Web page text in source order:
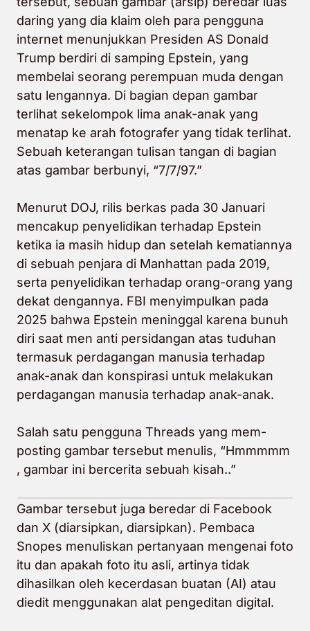
daring yang dia klaim oleh para pengguna
internet menunjukkan Presiden AS Donald
Trump berdiri di samping Epstein, yang
membelai seorang perempuan muda dengan
satu lengannya. Di bagian depan gambar
terlihat sekelompok lima anak-anak yang
menatap ke arah fotografer yang tidak terlihat.
Sebuah keterangan tulisan tangan di bagian
atas gambar berbunyi, “7/7/97.”
Menurut DOJ, rilis berkas pada 30 Januari
mencakup penyelidikan terhadap Epstein
ketika ia masih hidup dan setelah kematiannya
di sebuah penjara di Manhattan pada 2019,
serta penyelidikan terhadap orang-orang yang
dekat dengannya. FBI menyimpulkan pada
2025 bahwa Epstein meninggal karena bunuh
diri saat men anti persidangan atas tuduhan
termasuk perdagangan manusia terhadap
anak-anak dan konspirasi untuk melakukan
perdagangan manusia terhadap anak-anak.
Salah satu pengguna Threads yang mem-
posting gambar tersebut menulis, “Hmmmmm
, gambar ini bercerita sebuah kisah..”
Gambar tersebut juga beredar di Facebook
dan X (diarsipkan, diarsipkan). Pembaca
Snopes menuliskan pertanyaan mengenai foto
itu dan apakah foto itu asli, artinya tidak
dihasilkan oleh kecerdasan buatan (AI) atau
diedit menggunakan alat pengeditan digital.